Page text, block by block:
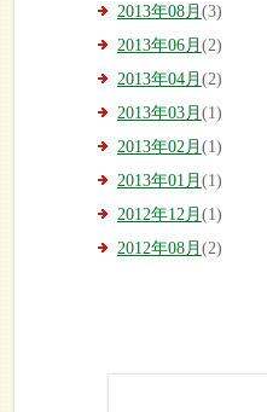
2013年08月 (3)
2013年06月 (2)
2013年04月 (2)
2013年03月 (1)
2013年02月 (1)
2013年01月 (1)
2012年12月 (1)
2012年08月 (2)